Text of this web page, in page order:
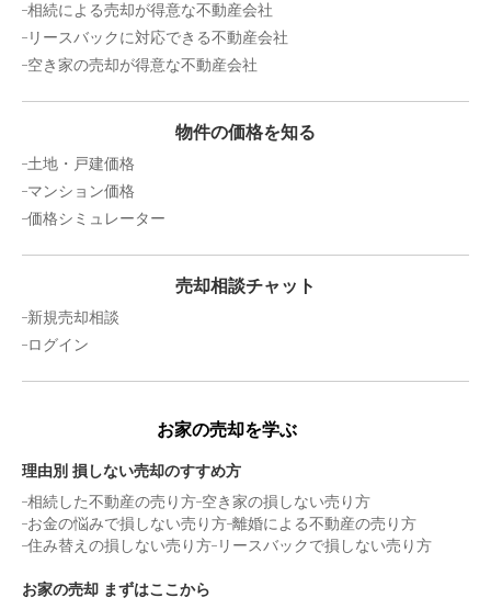
状態:更地 土地面積:
800
愛知県名古屋市守山区大字中志段味
状態:古家あり
1,300
愛知県名古屋市守山区大字中志段味
1,700万円
愛知県名古屋市守山区大森八龍二丁目
状態:古家あり 土地面積:152㎡
相続による売却が得意な不動産会社
リースバックに対応できる不動産会社
空き家の売却が得意な不動産会社
物件の価格を知る
土地・戸建価格
マンション価格
価格シミュレーター
売却相談チャット
新規売却相談
ログイン
お家の売却を学ぶ
理由別 損しない売却のすすめ方
相続した不動産の売り方 空き家の損しない売り方
お金の悩みで損しない売り方 離婚による不動産の売り方
住み替えの損しない売り方 リースバックで損しない売り方
お家の売却 まずはここから